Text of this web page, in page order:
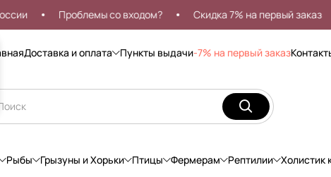
Проблемы со входом? Скидка 7% на первый заказ
Доставка и оплата Пункты выдачи-7% на первый заказ
Рыбы Грызуны и Хорьки Птицы Фермерам Рептилии Холистик